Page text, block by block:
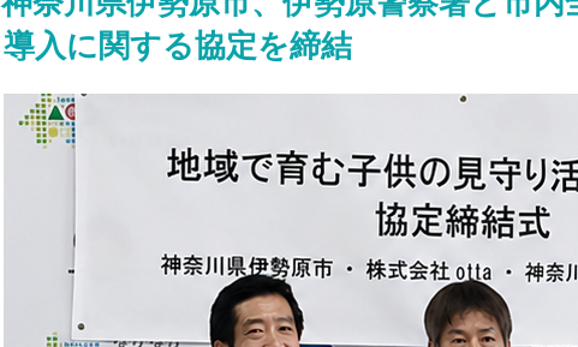
日:
導入に関する協定を締結